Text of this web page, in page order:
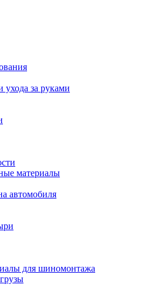
ухода за руками
материалы
автомобиля
для шиномонтажа